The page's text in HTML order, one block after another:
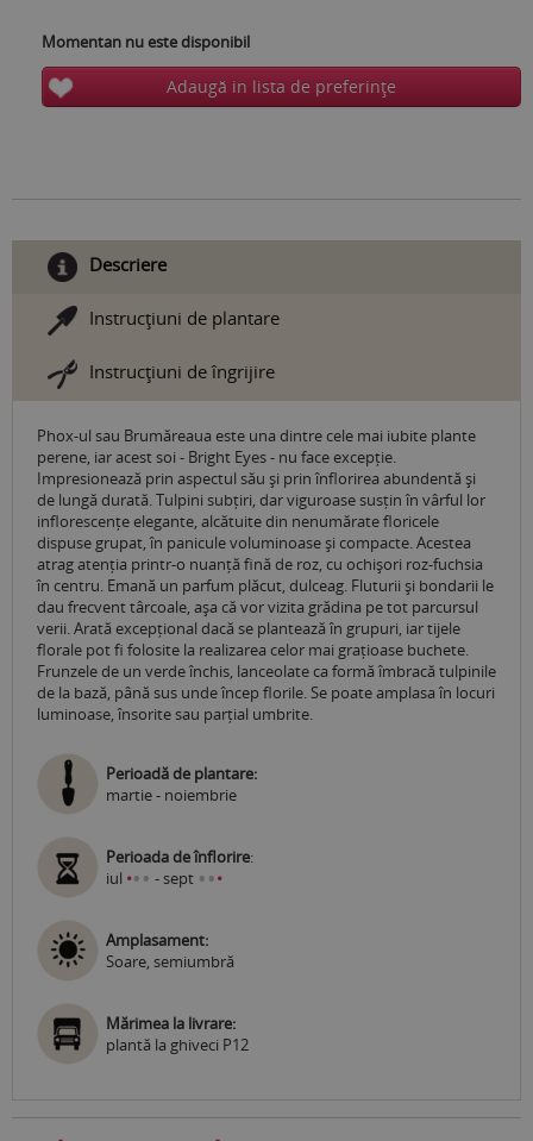
Momentan nu este disponibil
Adaugă in lista de preferinţe
Descriere
Instrucţiuni de plantare
Instrucţiuni de îngrijire
Phox-ul sau Brumăreaua este una dintre cele mai iubite plante
perene, iar acest soi - Bright Eyes - nu face excepție.
Impresionează prin aspectul său și prin înflorirea abundentă și
de lungă durată. Tulpini subțiri, dar viguroase susțin în vârful lor
inflorescențe elegante, alcătuite din nenumărate floricele
dispuse grupat, în panicule voluminoase și compacte. Acestea
atrag atenția printr-o nuanță fină de roz, cu ochișori roz-fuchsia
în centru. Emană un parfum plăcut, dulceag. Fluturii și bondarii le
dau frecvent târcoale, așa că vor vizita grădina pe tot parcursul
verii. Arată excepțional dacă se plantează în grupuri, iar tijele
florale pot fi folosite la realizarea celor mai grațioase buchete.
Frunzele de un verde închis, lanceolate ca formă îmbracă tulpinile
de la bază, până sus unde încep florile. Se poate amplasa în locuri
luminoase, însorite sau parțial umbrite.
Perioadă de plantare:
martie - noiembrie
Perioada de înflorire:
iul ••• - sept •••
Amplasament:
Soare, semiumbră
Mărimea la livrare:
plantă la ghiveci P12